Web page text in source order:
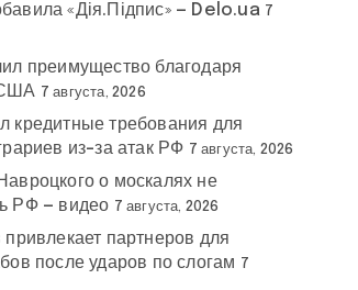
«Дія.Підпис» — Delo.ua 7
преимущество благодаря
7 августа, 2026
кредитные требования для
из-за атак РФ 7 августа, 2026
о москалях не
РФ — видео 7 августа, 2026
партнеров для
после ударов по слогам 7